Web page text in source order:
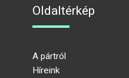
Oldaltérkép
A pártról
Híreink